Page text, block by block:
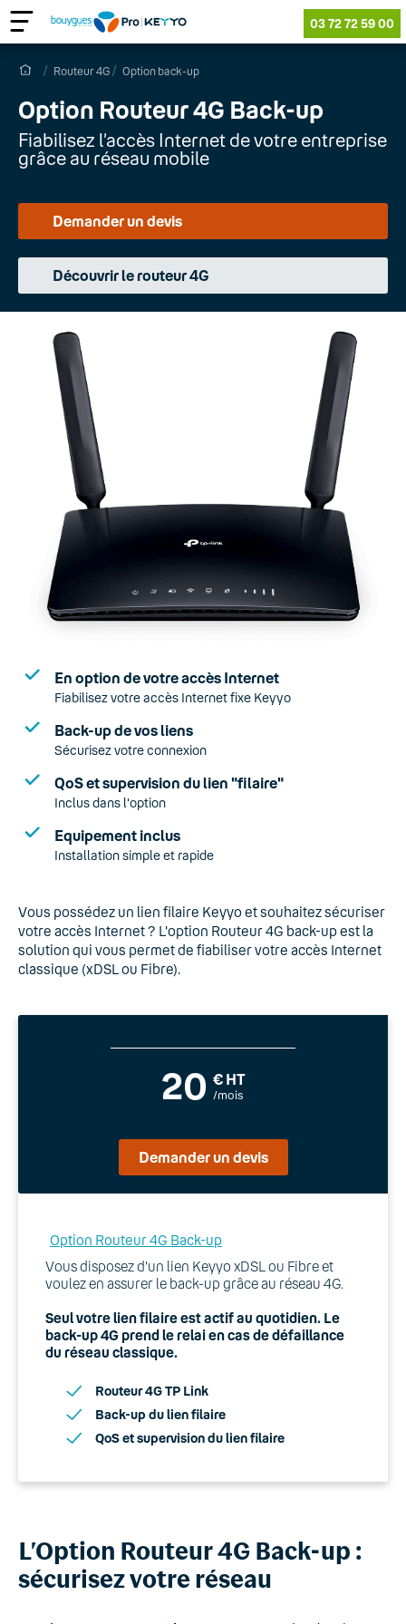
03 72 72 59 00
Routeur 4G Option back-up
Option Routeur 4G Back-up
Fiabilisez l’accès Internet de votre entreprise
grâce au réseau mobile
Demander un devis
Découvrir le routeur 4G
En option de votre accès Internet
Fiabilisez votre accès Internet fixe Keyyo
Back-up de vos liens
Sécurisez votre connexion
QoS et supervision du lien "filaire"
Inclus dans l'option
Equipement inclus
Installation simple et rapide
Vous possédez un lien filaire Keyyo et souhaitez sécuriser
votre accès Internet ? L'option Routeur 4G back-up est la
solution qui vous permet de fiabiliser votre accès Internet
classique (xDSL ou Fibre).
20 € HT
/mois
Demander un devis
Option Routeur 4G Back-up
Vous disposez d'un lien Keyyo xDSL ou Fibre et
voulez en assurer le back-up grâce au réseau 4G.
Seul votre lien filaire est actif au quotidien. Le
back-up 4G prend le relai en cas de défaillance
du réseau classique.
Routeur 4G TP Link
Back-up du lien filaire
QoS et supervision du lien filaire
L’Option Routeur 4G Back-up :
sécurisez votre réseau